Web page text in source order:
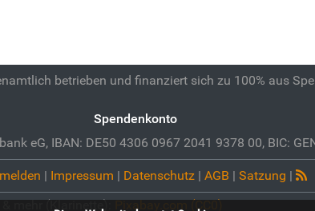
betrieben und finanziert sich zu 100% aus
Spendenkonto
eG, IBAN: DE50 4306 0967 2041 9378 00, BIC:
| Impressum | Datenschutz| AGB | Satzung |
mehr (Klarinette):Pixabay.com (CC0)